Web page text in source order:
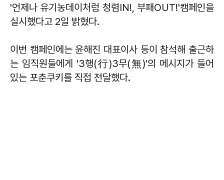
'언제나 유기농데이처럼 청렴IN!, 부패OUT!'캠페인을
실시했다고 2일 밝혔다.
이번 캠페인에는 윤해진 대표이사 등이 참석해 출근하
는 임직원들에게 '3행(行)3무(無)'의 메시지가 들어
있는 포춘쿠키를 직접 전달했다.